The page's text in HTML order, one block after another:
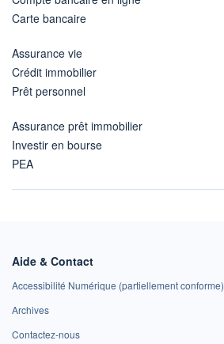
Carte bancaire
Assurance vie
Crédit immobilier
Prêt personnel
Assurance prêt immobilier
Investir en bourse
PEA
Aide & Contact
Accessibilité Numérique (partiellement conforme)
Archives
Contactez-nous